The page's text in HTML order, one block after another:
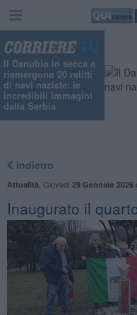
Il Danubio in secca e
riemergono 20 relitti
di navi naziste: le
incredibili immagini
dalla Serbia
Indietro
Attualità Giovedì 29 Gennaio 2026
Inaugurato il